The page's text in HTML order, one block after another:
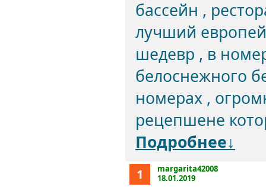
бассейн ,
лучший
шедевр , в
белоснежного
номерах ,
рецепшене
Подробнее↓
1
margarita42008
18.01.2019